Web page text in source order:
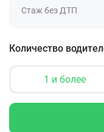
Стаж без ДТП
Количество
1 и более